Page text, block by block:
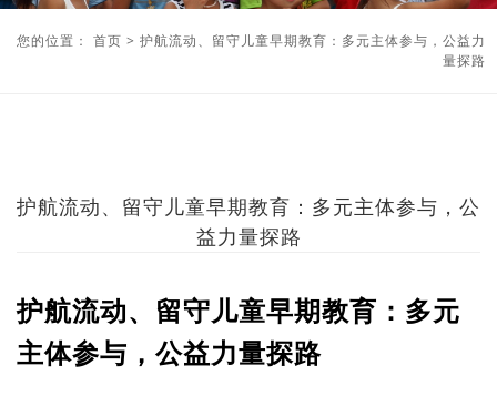
您的位置： 首页 > 护航流动、留守儿童早期教育：多元主体参与，公益力
量探路
护航流动、留守儿童早期教育：多元主体参与，公
益力量探路
护航流动、留守儿童早期教育：多元
主体参与，公益力量探路